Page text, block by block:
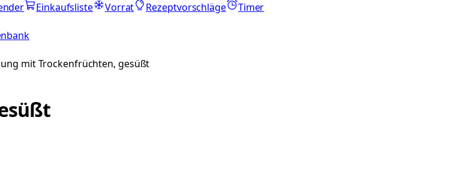
Einkaufsliste Vorrat Rezeptvorschläge
Timer
mit Trockenfrüchten, gesüßt